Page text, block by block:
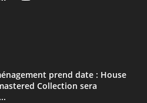
prend date : House
Collection sera